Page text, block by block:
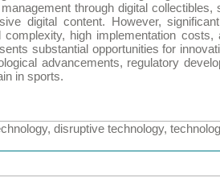
through digital
digital content. However,
complexity, high implementation
substantial opportunities for
advancements, regulatory
in sports.
disruptive technology,